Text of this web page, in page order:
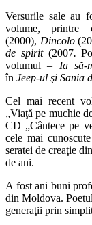
Versurile sale au
volume, printre
(2000), Dincolo
de spirit(2007.
volumul – Ia
în Jeep-ul şi Sania
Cel mai recent
„Viaţă pe muchie
CD „Cântece pe
cele mai
seratei de creaţie
de ani.
A fost ani buni
din Moldova.
generaţii prin